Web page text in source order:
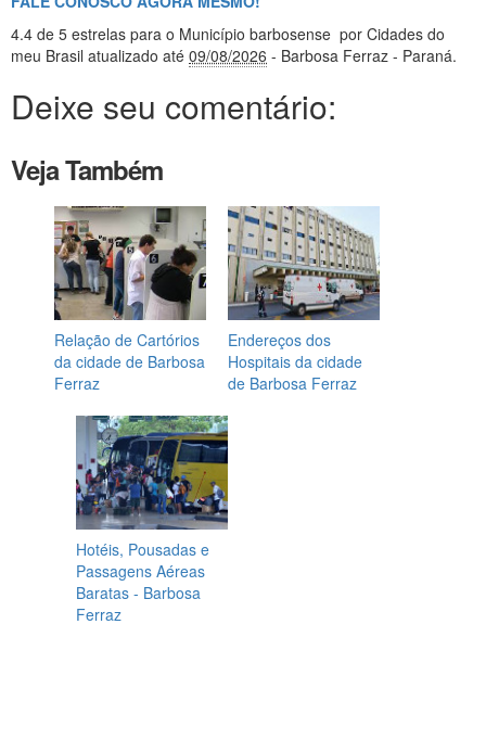
4.4 de 5 estrelas para o Município barbosense por Cidades do
meu Brasil atualizado até 09/08/2026 - Barbosa Ferraz - Paraná.
Deixe seu comentário:
Veja Também
Relação de Cartórios
da cidade de Barbosa
Ferraz
Endereços dos
Hospitais da cidade
de Barbosa Ferraz
Hotéis, Pousadas e
Passagens Aéreas
Baratas - Barbosa
Ferraz